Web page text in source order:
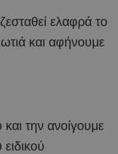
ελαφρά το
και αφήνουμε
την ανοίγουμε